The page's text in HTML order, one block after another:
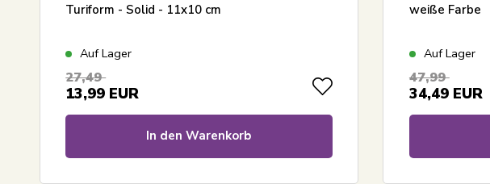
Turiform - Solid - 11x10 cm
Auf Lager
27,49
13,99 EUR
In den Warenkorb
weiße Farbe
Auf Lager
47,99
34,49 EUR